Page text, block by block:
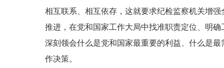
相互联系、相互依存，这就要求纪检监察机关增
推进，在党和国家工作大局中找准职责定位、明
深刻领会什么是党和国家最重要的利益、什么是
作决策。